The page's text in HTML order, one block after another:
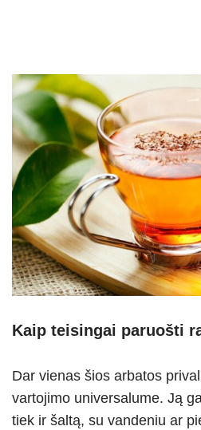
Kaip teisingai paruošti
Dar vienas šios arbatos
vartojimo universalume. Ją
tiek ir šaltą, su vandeniu ar